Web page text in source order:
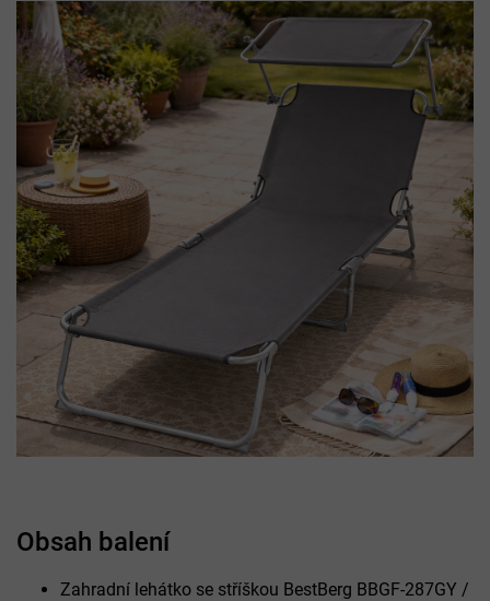
Obsah balení
Zahradní lehátko se stříškou BestBerg BBGF-287GY /